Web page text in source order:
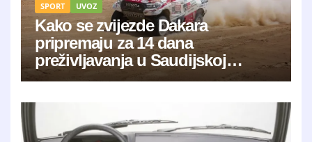
SPORT UVOZ
Kako se zvijezde Dakara
pripremaju za 14 dana
preživljavanja u Saudijskoj
Arabiji?